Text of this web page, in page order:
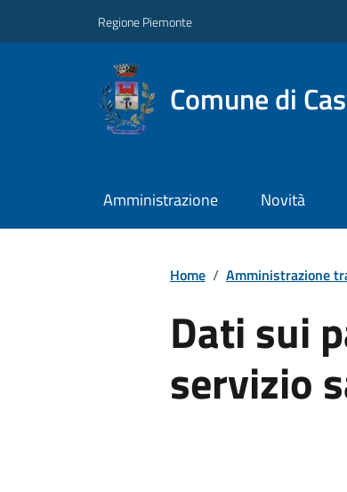
Regione Piemonte
Comune di
Amministrazione Novità
Home / Amministrazione
Dati sui
servizio